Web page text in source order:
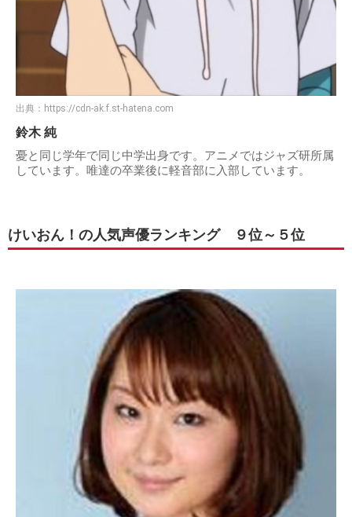
出典： https://cdn-ak.f.st-hatena.com
鈴木 純
憂と同じ学年で同じ中学出身です。アニメではジャズ研所属
しています。唯達の卒業後に軽音部に入部しています。
けいおん！の人気声優ランキング ９位～５位